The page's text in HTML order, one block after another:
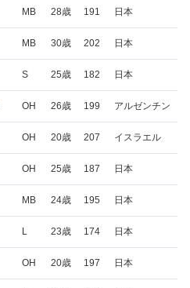
MB 28歳 191 日本
MB 30歳 202 日本
S 25歳 182 日本
OH 26歳 199 アルゼンチン
OH 20歳 207 イスラエル
OH 25歳 187 日本
MB 24歳 195 日本
L 23歳 174 日本
OH 20歳 197 日本